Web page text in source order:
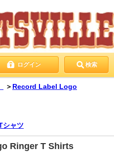
ログイン 検索
＞ Record Label Logo
シャツ
Ringer T Shirts